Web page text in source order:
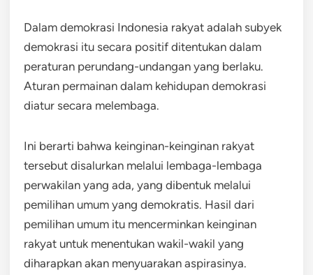
Dalam demokrasi Indonesia rakyat adalah subyek
demokrasi itu secara positif ditentukan dalam
peraturan perundang-undangan yang berlaku.
Aturan permainan dalam kehidupan demokrasi
diatur secara melembaga.
Ini berarti bahwa keinginan-keinginan rakyat
tersebut disalurkan melalui lembaga-lembaga
perwakilan yang ada, yang dibentuk melalui
pemilihan umum yang demokratis. Hasil dari
pemilihan umum itu mencerminkan keinginan
rakyat untuk menentukan wakil-wakil yang
diharapkan akan menyuarakan aspirasinya.